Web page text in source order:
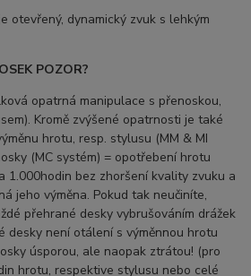
otevřený, dynamický zvuk s lehkým
POZOR?
opatrná manipulace s přenoskou,
Kromě zvýšené opatrnosti je také
hrotu, resp. stylusu (MM & MI
(MC systém) = opotřebení hrotu
1.000hodin bez zhoršení kvality zvuku a
jeho výměna. Pokud tak neučiníte,
přehrané desky vybrušováním drážek
desky není otálení s výměnnou hrotu
úsporou, ale naopak ztrátou! (pro
hrotu, respektive stylusu nebo celé